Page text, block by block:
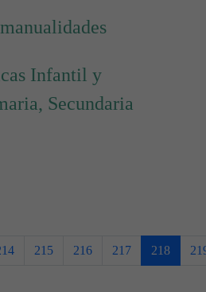
Infantil y
Secundaria
215 216 217 218